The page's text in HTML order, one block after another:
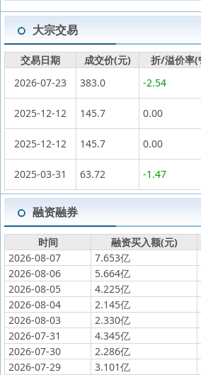
大宗交易
交易日期 成交价(元) 折/溢价率
2026-07-23
383.0 -2.54
2025-12-12 145.7 0.00
2025-12-12 145.7 0.00
2025-03-31 63.72 -1.47
融资融券
时间 融资买入额(元)
2026-08-07
7.653亿
2026-08-06
5.664亿
2026-08-05
4.225亿
2026-08-04
2.145亿
2026-08-03
2.330亿
2026-07-31
4.345亿
2026-07-30
2.286亿
2026-07-29
3.101亿